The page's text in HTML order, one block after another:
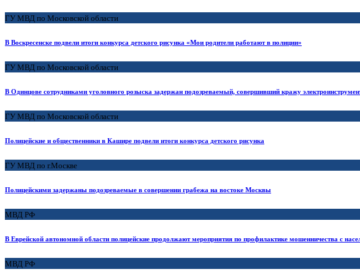
ГУ МВД по Московской области
В Воскресенске подвели итоги конкурса детского рисунка «Мои родители работают в полиции»
ГУ МВД по Московской области
В Одинцове сотрудниками уголовного розыска задержан подозреваемый, совершивший кражу
ГУ МВД по Московской области
Полицейские и общественники в Кашире подвели итоги конкурса детского рисунка
ГУ МВД по г.Москве
Полицейскими задержаны подозреваемые в совершении грабежа на востоке Москвы
МВД РФ
В Еврейской автономной области полицейские продолжают мероприятия по профилактике мошенничества с
МВД РФ